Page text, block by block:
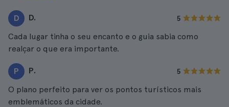
D D. 5
Cada lugar tinha o seu encanto e o guia sabia como
realçar o que era importante.
P P. 5
O plano perfeito para ver os pontos turísticos mais
emblemáticos da cidade.